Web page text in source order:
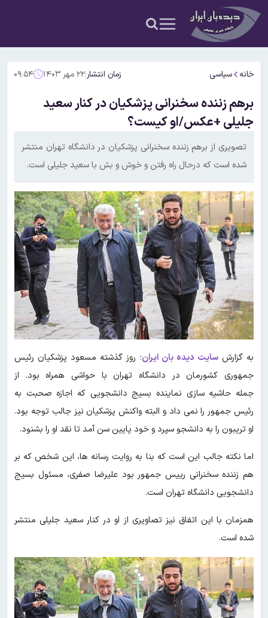
خانه سیاسی زمان انتشار:۲۲ مهر ۱۴۰۳ ۰۹:۵۴
برهم زننده سخنرانی پزشکیان در کنار سعید
جلیلی +عکس/او کیست؟
تصویری از برهم زننده سخنرانی پزشکیان در دانشگاه تهران منتشر
شده است که درحال راه رفتن و خوش و بش با سعید جلیلی است.
به گزارشسایت دیده بان ایران؛ روز گذشته مسعود پزشکیان رئیس
جمهوری کشورمان در دانشگاه تهران با حواشی همراه بود. از
جمله حاشیه سازی نماینده بسیج دانشجویی که اجازه صحبت به
رئیس جمهور را نمی داد و البته واکنش پزشکیان نیز جالب توجه بود.
او تریبون را به دانشجو سپرد و خود پایین سن آمد تا نقد او را بشنود.
اما نکته جالب این است که بنا به روایت رسانه ها، این شخص که بر
هم زننده سخنرانی رییس جمهور بود علیرضا صفری، مسئول بسیج
دانشجویی دانشگاه تهران است.
همزمان با این اتفاق نیز تصاویری از او در کنار سعید جلیلی منتشر
شده است.